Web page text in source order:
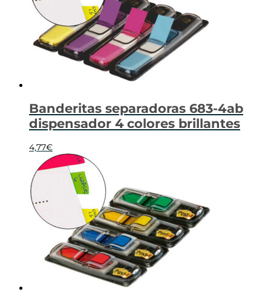
Banderitas separadoras 683-4ab
dispensador 4 colores brillantes
4,77€